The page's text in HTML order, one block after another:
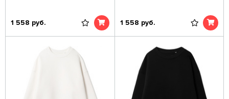
1 558 руб. 1 558 руб.